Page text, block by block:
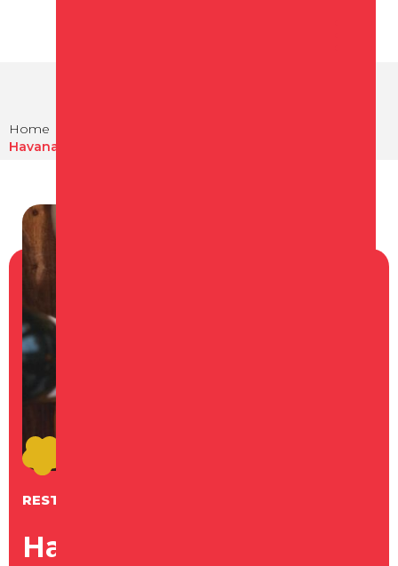
Home
Havana Schagen
RESTAURANT
Havana Schagen